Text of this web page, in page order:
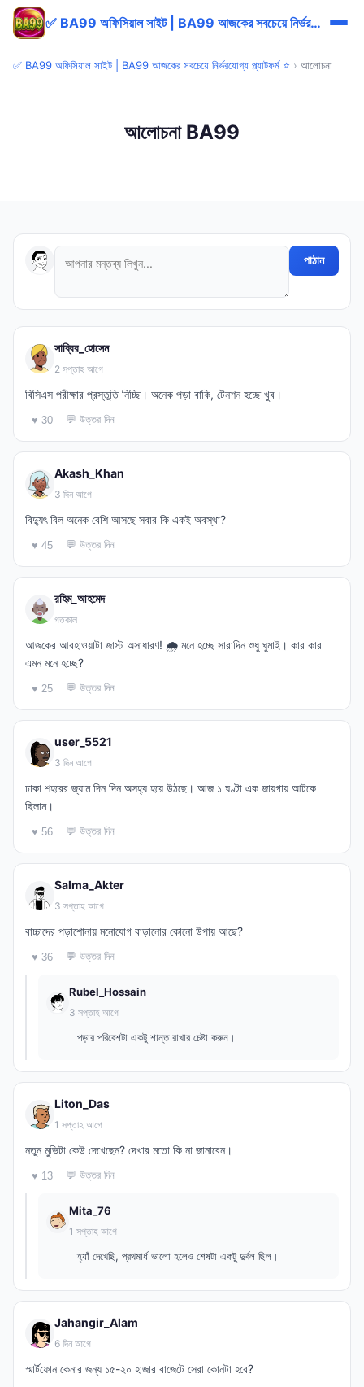
✅ BA99 অফিসিয়াল সাইট | BA99 আজকের সবচেয়ে নির্ভরযোগ্য প্ল্যাটফর্ম ⭐
✅ BA99 অফিসিয়াল সাইট | BA99 আজকের সবচেয়ে নির্ভরযোগ্য প্ল্যাটফর্ম ⭐ › আলোচনা
আলোচনা BA99
পাঠান
সাব্বির_হোসেন
2 সপ্তাহ আগে
বিসিএস পরীক্ষার প্রস্তুতি নিচ্ছি। অনেক পড়া বাকি, টেনশন হচ্ছে খুব।
♥ 30 💬 উত্তর দিন
Akash_Khan
3 দিন আগে
বিদ্যুৎ বিল অনেক বেশি আসছে সবার কি একই অবস্থা?
♥ 45 💬 উত্তর দিন
রহিম_আহমেদ
গতকাল
আজকের আবহাওয়াটা জাস্ট অসাধারণ! 🌧️ মনে হচ্ছে সারাদিন শুধু ঘুমাই। কার কার
এমন মনে হচ্ছে?
♥ 25 💬 উত্তর দিন
user_5521
3 দিন আগে
ঢাকা শহরের জ্যাম দিন দিন অসহ্য হয়ে উঠছে। আজ ১ ঘণ্টা এক জায়গায় আটকে
ছিলাম।
♥ 56 💬 উত্তর দিন
Salma_Akter
3 সপ্তাহ আগে
বাচ্চাদের পড়াশোনায় মনোযোগ বাড়ানোর কোনো উপায় আছে?
♥ 36 💬 উত্তর দিন
Rubel_Hossain
3 সপ্তাহ আগে
পড়ার পরিবেশটা একটু শান্ত রাখার চেষ্টা করুন।
Liton_Das
1 সপ্তাহ আগে
নতুন মুভিটা কেউ দেখেছেন? দেখার মতো কি না জানাবেন।
♥ 13 💬 উত্তর দিন
Mita_76
1 সপ্তাহ আগে
হ্যাঁ দেখেছি, প্রথমার্ধ ভালো হলেও শেষটা একটু দুর্বল ছিল।
Jahangir_Alam
6 দিন আগে
স্মার্টফোন কেনার জন্য ১৫-২০ হাজার বাজেটে সেরা কোনটা হবে?